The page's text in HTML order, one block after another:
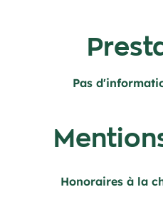
Pas
Honoraires à la